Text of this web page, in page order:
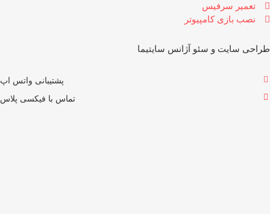
تعمیر سرفیس
نصب بازی کامپیوتر
سایت و سئو آژانس سایتیما
پشتیبانی واتس اپ
تماس با فیکسی پلاس